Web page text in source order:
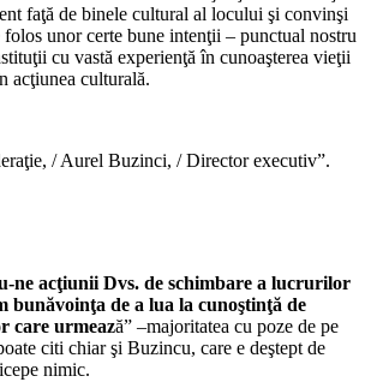
faţă de binele cultural al locului şi convinşi
unor certe bune intenţii – punctual nostru
cu vastă experienţă în cunoaşterea vieţii
acţiunea culturală.
/ Aurel Buzinci, / Director executiv”.
ne acţiunii Dvs. de schimbare a lucrurilor
bunăvoinţa de a lua la cunoştinţă de
care urmează” –majoritatea cu poze de pe
citi chiar şi Buzincu, care e deştept de
nimic.